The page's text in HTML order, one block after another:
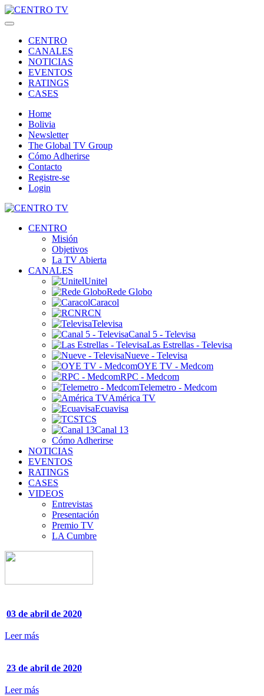
CENTRO
CANALES
NOTICIAS
EVENTOS
RATINGS
CASES
Home
Bolivia
Newsletter
The Global TV Group
Cómo Adherirse
Contacto
Registre-se
Login
CENTRO
Misión
Objetivos
La TV Abierta
CANALES
Unitel
Rede Globo
Caracol
RCN
Televisa
Canal 5 - Televisa
Las Estrellas - Televisa
Nueve - Televisa
OYE TV - Medcom
RPC - Medcom
Telemetro - Medcom
América TV
Ecuavisa
TCS
Canal 13
Cómo Adherirse
NOTICIAS
EVENTOS
RATINGS
CASES
VIDEOS
Entrevistas
Presentación
Premio TV
LA Cumbre
03 de abril de 2020
Leer más
23 de abril de 2020
Leer más